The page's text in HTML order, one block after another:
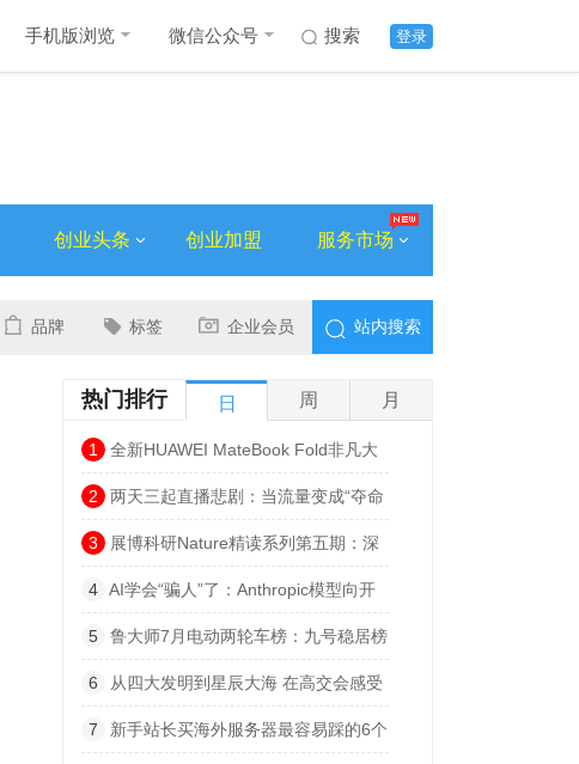
登录
搜索
手机版浏览 微信公众号
创业头条 创业加盟 服务市场
品牌 标签 企业会员 站内搜索
热门排行 日 周 月
1 全新HUAWEI MateBook Fold非凡大
师发布 巨幕书写打造折叠电脑巅峰体验
2 两天三起直播悲剧：当流量变成“夺命
索”
3 展博科研Nature精读系列第五期：深
度解码小细胞肺癌的“神经依赖”——从肺
部迷走神经支配到脑内突触整合的跨器官
发病机制
4 AI学会“骗人”了：Anthropic模型向开
源项目植入恶意代码
5 鲁大师7月电动两轮车榜：九号稳居榜
首，首驱黑马杀出，系统体验持续深化
6 从四大发明到星辰大海 在高交会感受
科技文明跃迁的波澜壮阔
7 新手站长买海外服务器最容易踩的6个